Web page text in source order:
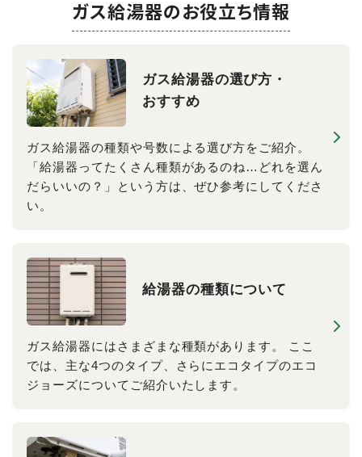
ガス給湯器のお役立ち情報
ガス給湯器の​選び方​・
おすすめ
ガス給湯器の種類や号数による選び方をご紹介。
「給湯器ってたくさん種類があるのね…どれを選ん
だらいいの？」という方は、ぜひ参考にしてくださ
い。
給湯器の​種類に​ついて
ガス給湯器にはさまざまな種類があります。 ここ
では、主な4つのタイプ、さらにエコタイプのエコ
ジョーズについてご紹介いたします。